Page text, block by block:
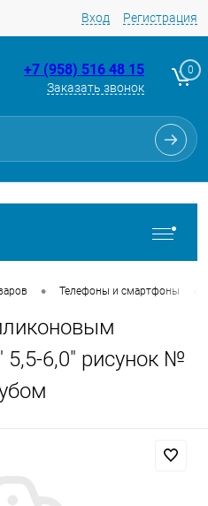
Вход Регистрация
+7 (958) 516 48 15
Заказать звонок
0
• Телефоны и смартфоны
5,5-6,0" рисунок №